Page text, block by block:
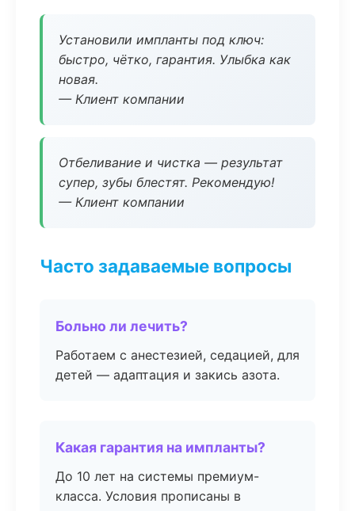
Установили импланты под ключ:
быстро, чётко, гарантия. Улыбка как
новая.
— Клиент компании
Отбеливание и чистка — результат
супер, зубы блестят. Рекомендую!
— Клиент компании
Часто задаваемые вопросы
Больно ли лечить?
Работаем с анестезией, седацией, для
детей — адаптация и закись азота.
Какая гарантия на импланты?
До 10 лет на системы премиум-
класса. Условия прописаны в